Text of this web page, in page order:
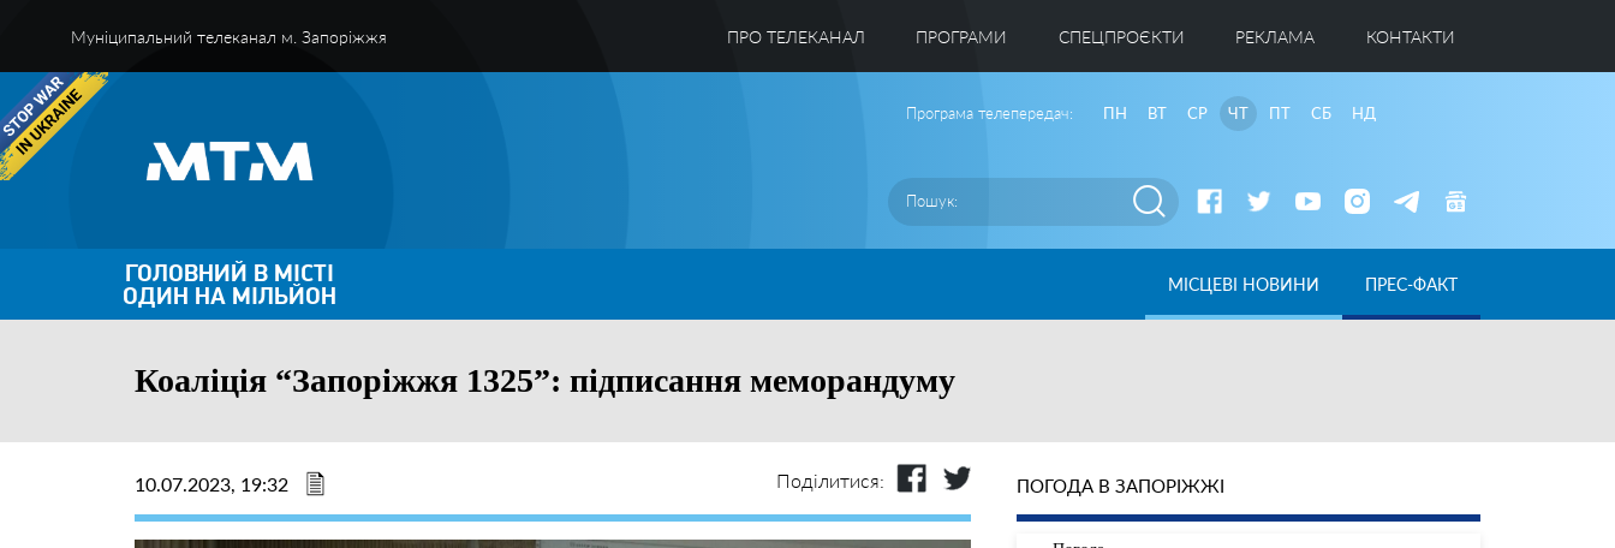
Муніципальний телеканал м. Запоріжжя ПРО ТЕЛЕКАНАЛ ПРОГРАМИ CПЕЦПРОЄКТИ РЕКЛАМА КОНТАКТИ
Програма телепередач: ПН ВТ СР ЧТ ПТ СБ НД
ГОЛОВНИЙ В МІСТІ
ОДИН НА МІЛЬЙОН МІСЦЕВІ НОВИНИ ПРЕС-ФАКТ
Коаліція “Запоріжжя 1325”: підписання меморандуму
10.07.2023, 19:32 Поділитися: ПОГОДА В ЗАПОРІЖЖІ